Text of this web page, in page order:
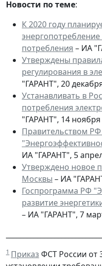
Новости по теме:
К 2020 году
потребления – ИА
Утверждены
регулирования в
"ГАРАНТ", 20
Устанавливать в
потребления
"ГАРАНТ", 14 ноября
Правительством
ИА "ГАРАНТ", 5
Утверждено новое
Москвы – ИА
Госпрограмма РФ
развитие
– ИА "ГАРАНТ", 7
1 Приказ ФСТ России от